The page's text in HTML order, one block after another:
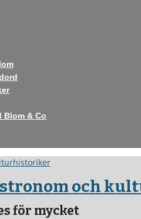
Blom & Co
och
för mycket